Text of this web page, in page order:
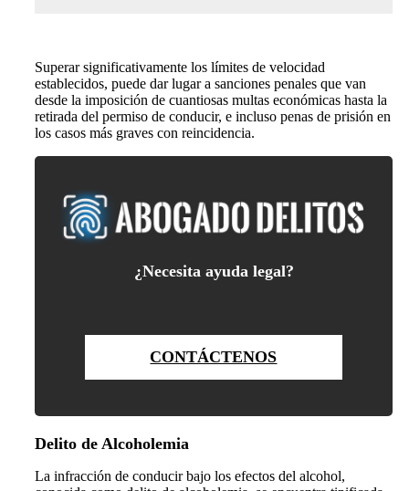
Superar significativamente los límites de velocidad
establecidos, puede dar lugar a sanciones penales que van
desde la imposición de cuantiosas multas económicas hasta la
retirada del permiso de conducir, e incluso penas de prisión en
los casos más graves con reincidencia.
¿Necesita ayuda legal?
CONTÁCTENOS
Delito de Alcoholemia
La infracción de conducir bajo los efectos del alcohol,